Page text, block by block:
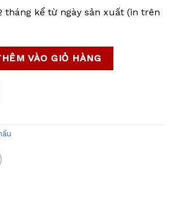
tháng kể từ ngày sản xuất (in trên
số lượng
VÀO GIỎ HÀNG